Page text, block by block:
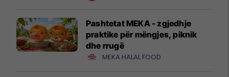
Pashtetat MEKA - zgjedhje
praktike për mëngjes, piknik
dhe rrugë
MEKA HALAL FOOD